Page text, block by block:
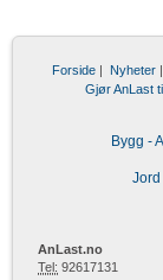
Forside | Nyheter |
Gjør AnLast
Bygg -
AnLast.no
Tel: 92617131